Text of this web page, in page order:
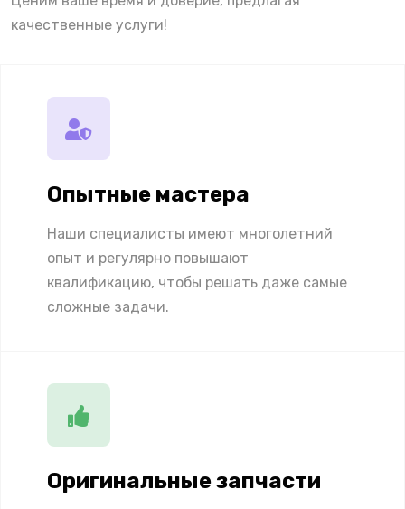
качественные услуги!
Опытные мастера
Наши специалисты имеют многолетний
опыт и регулярно повышают
квалификацию, чтобы решать даже самые
сложные задачи.
Оригинальные запчасти